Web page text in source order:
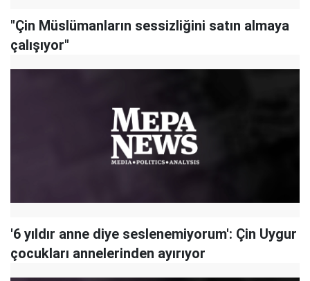
"Çin Müslümanların sessizliğini satın almaya
çalışıyor"
'6 yıldır anne diye seslenemiyorum': Çin Uygur
çocukları annelerinden ayırıyor